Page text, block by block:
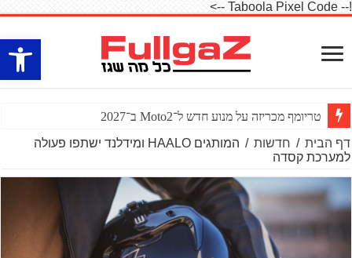
פתח
!-- Taboola Pixel Code -->
טריומף מכריזה על מנוע חדש ל־Moto2 ב־2027
דף הבית / חדשות /
המותגים HAALO ומידלנד ישתפו פעולה
למערכת קסדה